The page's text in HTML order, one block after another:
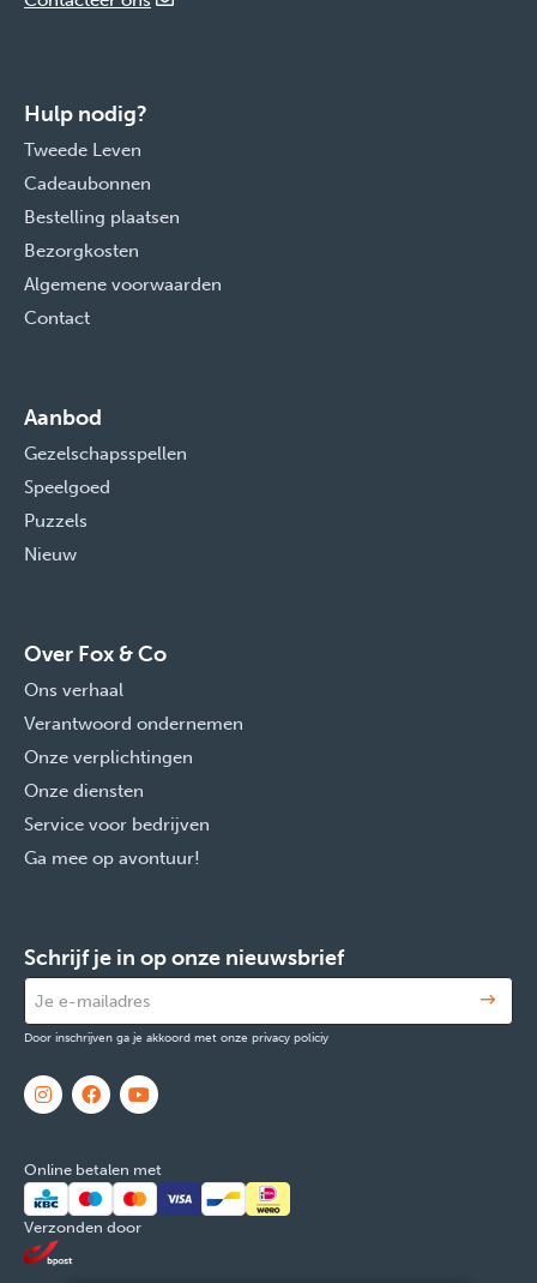
Hulp nodig?
Tweede Leven
Cadeaubonnen
Bestelling plaatsen
Bezorgkosten
Algemene voorwaarden
Contact
Aanbod
Gezelschapsspellen
Speelgoed
Puzzels
Nieuw
Over Fox & Co
Ons verhaal
Verantwoord ondernemen
Onze verplichtingen
Onze diensten
Service voor bedrijven
Ga mee op avontuur!
Schrijf je in op onze nieuwsbrief
Door inschrijven ga je akkoord met onze privacy policiy
Online betalen met
Verzonden door